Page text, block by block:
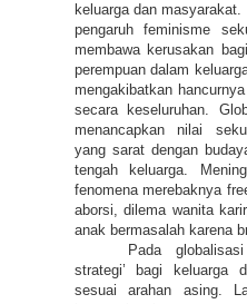
keluarga dan
pengaruh feminisme
membawa kerusakan
perempuan dalam
mengakibatkan
secara keseluruhan.
menancapkan nilai
yang sarat dengan
tengah keluarga.
fenomena merebaknya
aborsi, dilema wanita
anak bermasalah karena
Pada
strategi’ bagi keluarga
sesuai arahan asing.